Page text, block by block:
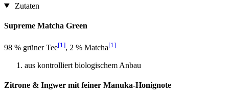
Zutaten
Supreme Matcha Green
98 % grüner Tee[1], 2 % Matcha[1]
aus kontrolliert biologischem Anbau
Zitrone & Ingwer mit feiner Manuka-Honignote